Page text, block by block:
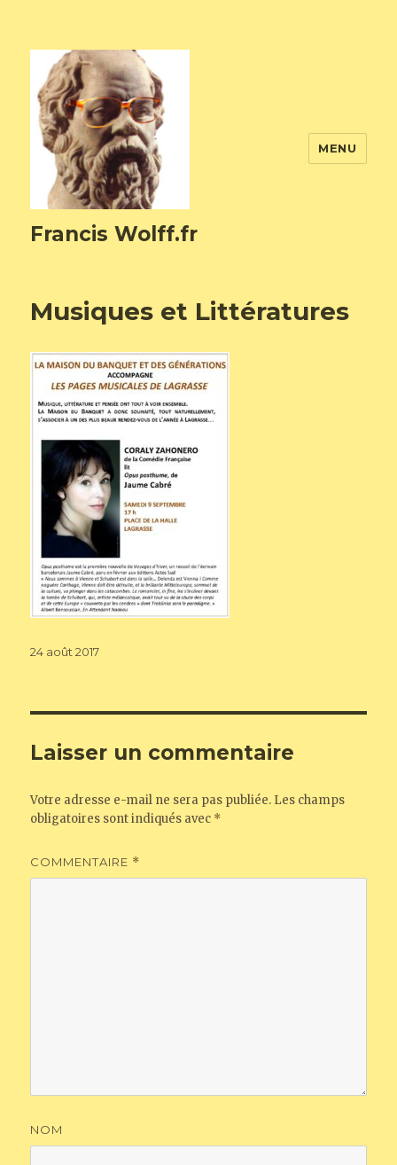
Francis Wolff.fr
MENU
Musiques et Littératures
Publié
24 août 2017
Laisser un commentaire
Votre adresse e-mail ne sera pas publiée. Les champs
obligatoires sont indiqués avec *
COMMENTAIRE *
NOM